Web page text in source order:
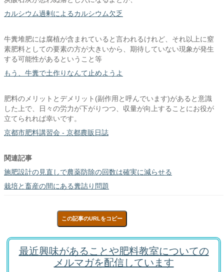
カルシウム過剰によるカルシウム欠乏
牛糞堆肥には腐植が含まれていると言われるけれど、それ以上に窒
素肥料としての要素の方が大きいから、期待していない現象が発生
する可能性があるということ等
もう、牛糞で土作りなんて止めようよ
肥料のメリットとデメリット(副作用と呼んでいます)があると意識
した上で、日々の労力が下がりつつ、収量が向上することにお役が
立てられれば幸いです。
京都市肥料講習会 - 京都農販日誌
関連記事
施肥設計の見直しで農薬防除の回数は確実に減らせる
栽培と畜産の間にある糞詰り問題
この記事のURLをコピー
最近興味があることや肥料教室についての
メルマガを配信しています